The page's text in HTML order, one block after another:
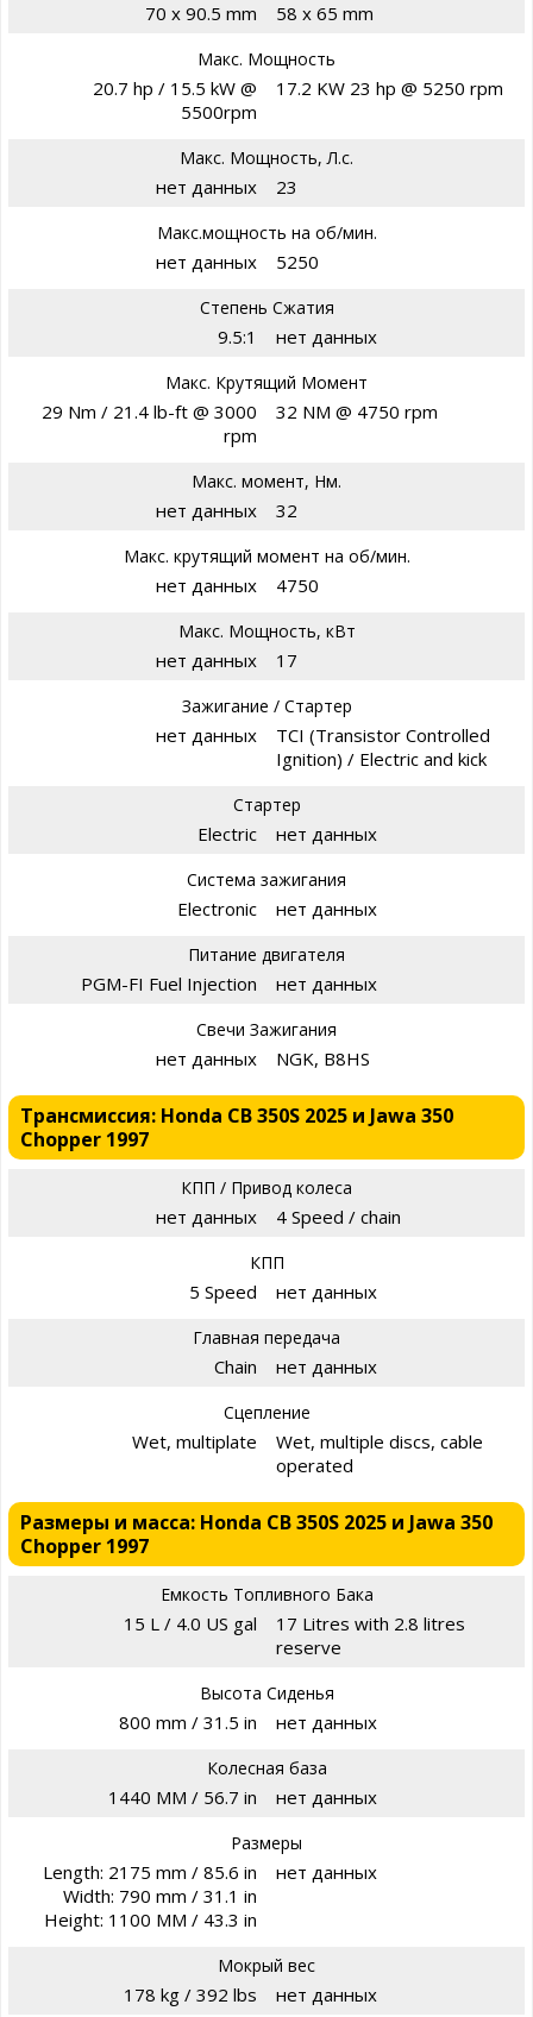
70 х 90.5 mm 58 x 65 mm
Макс. Мощность
20.7 hp / 15.5 kW @
5500rpm
17.2 KW 23 hp @ 5250 rpm
Макс. Мощность, Л.с.
нет данных 23
Макс.мощность на об/мин.
нет данных 5250
Степень Сжатия
9.5:1 нет данных
Макс. Крутящий Момент
29 Nm / 21.4 lb-ft @ 3000
rpm
32 NM @ 4750 rpm
Макс. момент, Нм.
нет данных 32
Макс. крутящий момент на об/мин.
нет данных 4750
Макс. Мощность, кВт
нет данных 17
Зажигание / Стартер
нет данных
TCI (Transistor Controlled
Ignition) / Electric and kick
Стартер
Electric нет данных
Система зажигания
Electronic нет данных
Питание двигателя
PGM-FI Fuel Injection нет данных
Свечи Зажигания
нет данных NGK, B8HS
Трансмиссия: Honda CB 350S 2025 и Jawa 350
Chopper 1997
КПП / Привод колеса
нет данных 4 Speed / chain
КПП
5 Speed нет данных
Главная передача
Chain нет данных
Сцепление
Wet, multiplate
Wet, multiple discs, cable
operated
Размеры и масса: Honda CB 350S 2025 и Jawa 350
Chopper 1997
Емкость Топливного Бака
15 L / 4.0 US gal
17 Litres with 2.8 litres
reserve
Высота Сиденья
800 mm / 31.5 in нет данных
Колесная база
1440 MM / 56.7 in нет данных
Размеры
Length: 2175 mm / 85.6 in
Width: 790 mm / 31.1 in
Height: 1100 MM / 43.3 in
нет данных
Мокрый вес
178 kg / 392 lbs нет данных